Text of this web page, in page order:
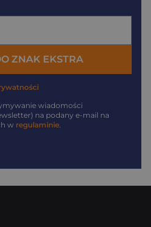
ZNAK EKSTRA
wiadomości
na podany e-mail na
w regulaminie